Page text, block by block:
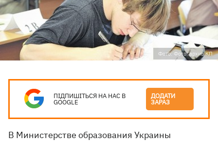
Фото: Фото: архив КП
ПІДПИШІТЬСЯ НА НАС В
GOOGLE
ДОДАТИ
ЗАРАЗ
В Министерстве образования Украины